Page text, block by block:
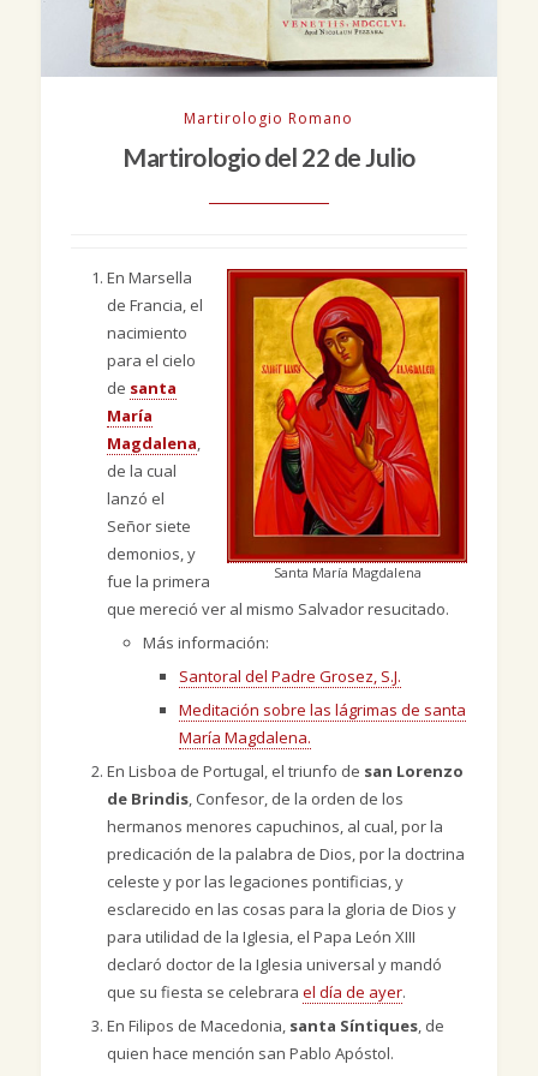
Martirologio Romano
Martirologio del 22 de Julio
Santa María Magdalena
En Marsella
de Francia, el
nacimiento
para el cielo
de santa
María
Magdalena,
de la cual
lanzó el
Señor siete
demonios, y
fue la primera
que mereció ver al mismo Salvador resucitado.
Más información:
Santoral del Padre Grosez, S.J.
Meditación sobre las lágrimas de santa
María Magdalena.
En Lisboa de Portugal, el triunfo de san Lorenzo
de Brindis, Confesor, de la orden de los
hermanos menores capuchinos, al cual, por la
predicación de la palabra de Dios, por la doctrina
celeste y por las legaciones pontificias, y
esclarecido en las cosas para la gloria de Dios y
para utilidad de la Iglesia, el Papa León XIII
declaró doctor de la Iglesia universal y mandó
que su fiesta se celebrara el día de ayer.
En Filipos de Macedonia, santa Síntiques, de
quien hace mención san Pablo Apóstol.